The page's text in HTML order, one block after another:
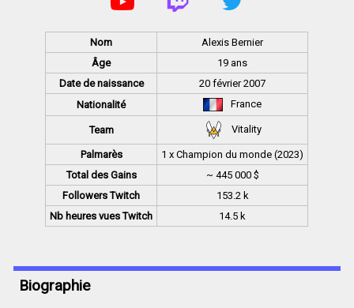
Nom
Alexis Bernier
Âge
19 ans
Date de naissance
20 février 2007
Nationalité
France
Team Vitality
Palmarès
1 x Champion du monde (2023)
Total des Gains
~ 445 000 $
Followers Twitch
153.2 k
Nb heures vues Twitch
14.5 k
Biographie